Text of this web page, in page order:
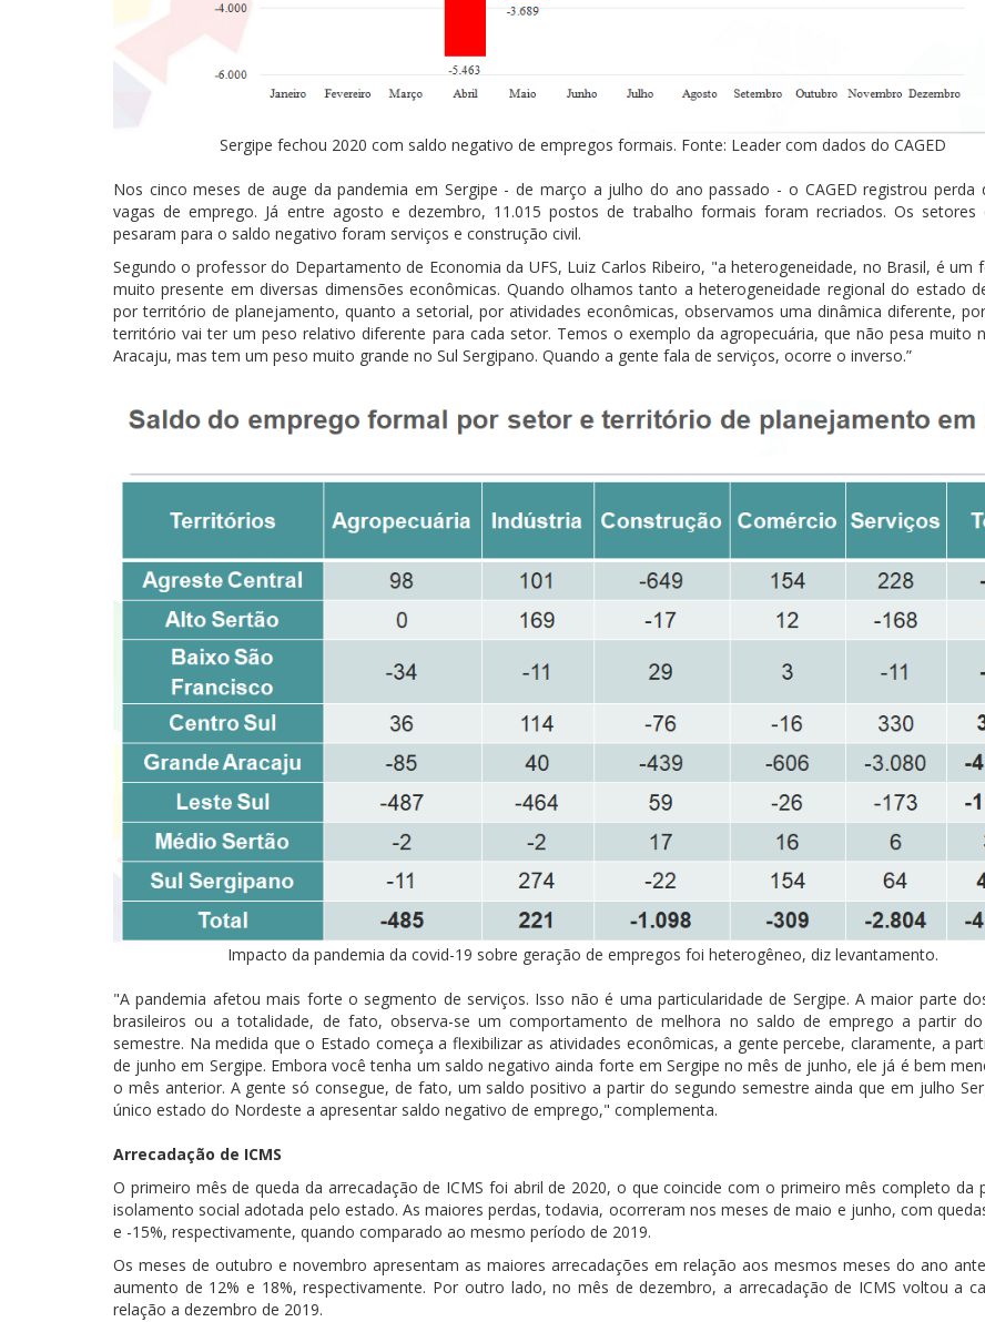
Sergipe fechou 2020 com saldo negativo de empregos formais. Fonte: Leader com dados do CAGED
Nos cinco meses de auge da pandemia em Sergipe - de março a julho do ano passado - o CAGED registrou perda
vagas de emprego. Já entre agosto e dezembro, 11.015 postos de trabalho formais foram recriados. Os setores
pesaram para o saldo negativo foram serviços e construção civil.
Segundo o professor do Departamento de Economia da UFS, Luiz Carlos Ribeiro, "a heterogeneidade, no Brasil, é um
muito presente em diversas dimensões econômicas. Quando olhamos tanto a heterogeneidade regional do estado
por território de planejamento, quanto a setorial, por atividades econômicas, observamos uma dinâmica diferente,
território vai ter um peso relativo diferente para cada setor. Temos o exemplo da agropecuária, que não pesa muito
Aracaju, mas tem um peso muito grande no Sul Sergipano. Quando a gente fala de serviços, ocorre o inverso.”
Impacto da pandemia da covid-19 sobre geração de empregos foi heterogêneo, diz levantamento.
"A pandemia afetou mais forte o segmento de serviços. Isso não é uma particularidade de Sergipe. A maior parte
brasileiros ou a totalidade, de fato, observa-se um comportamento de melhora no saldo de emprego a partir do
semestre. Na medida que o Estado começa a flexibilizar as atividades econômicas, a gente percebe, claramente, a
de junho em Sergipe. Embora você tenha um saldo negativo ainda forte em Sergipe no mês de junho, ele já é bem
o mês anterior. A gente só consegue, de fato, um saldo positivo a partir do segundo semestre ainda que em julho
único estado do Nordeste a apresentar saldo negativo de emprego," complementa.
Arrecadação de ICMS
O primeiro mês de queda da arrecadação de ICMS foi abril de 2020, o que coincide com o primeiro mês completo da
isolamento social adotada pelo estado. As maiores perdas, todavia, ocorreram nos meses de maio e junho, com
e -15%, respectivamente, quando comparado ao mesmo período de 2019.
Os meses de outubro e novembro apresentam as maiores arrecadações em relação aos mesmos meses do ano
aumento de 12% e 18%, respectivamente. Por outro lado, no mês de dezembro, a arrecadação de ICMS voltou a
relação a dezembro de 2019.